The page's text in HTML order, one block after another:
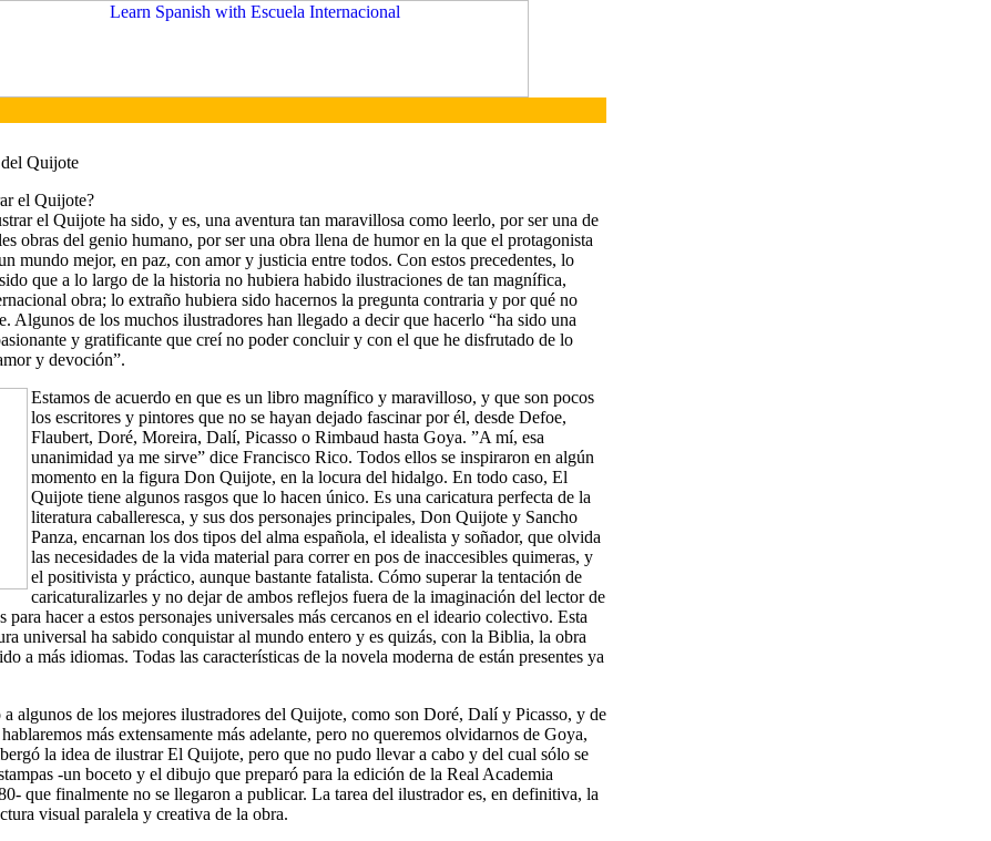
Quijote
el Quijote?
el Quijote ha sido, y es, una aventura tan maravillosa como leerlo, por ser una de
obras del genio humano, por ser una obra llena de humor en la que el protagonista
mundo mejor, en paz, con amor y justicia entre todos. Con estos precedentes, lo
que a lo largo de la historia no hubiera habido ilustraciones de tan magnífica,
obra; lo extraño hubiera sido hacernos la pregunta contraria y por qué no
Algunos de los muchos ilustradores han llegado a decir que hacerlo “ha sido una
y gratificante que creí no poder concluir y con el que he disfrutado de lo
y devoción”.
Estamos de acuerdo en que es un libro magnífico y maravilloso, y que son pocos
los escritores y pintores que no se hayan dejado fascinar por él, desde Defoe,
Flaubert, Doré, Moreira, Dalí, Picasso o Rimbaud hasta Goya. ”A mí, esa
unanimidad ya me sirve” dice Francisco Rico. Todos ellos se inspiraron en algún
momento en la figura Don Quijote, en la locura del hidalgo. En todo caso, El
Quijote tiene algunos rasgos que lo hacen único. Es una caricatura perfecta de la
literatura caballeresca, y sus dos personajes principales, Don Quijote y Sancho
Panza, encarnan los dos tipos del alma española, el idealista y soñador, que olvida
las necesidades de la vida material para correr en pos de inaccesibles quimeras, y
el positivista y práctico, aunque bastante fatalista. Cómo superar la tentación de
caricaturalizarles y no dejar de ambos reflejos fuera de la imaginación del lector de
para hacer a estos personajes universales más cercanos en el ideario colectivo. Esta
universal ha sabido conquistar al mundo entero y es quizás, con la Biblia, la obra
a más idiomas. Todas las características de la novela moderna de están presentes ya
a algunos de los mejores ilustradores del Quijote, como son Doré, Dalí y Picasso, y de
más extensamente más adelante, pero no queremos olvidarnos de Goya,
la idea de ilustrar El Quijote, pero que no pudo llevar a cabo y del cual sólo se
-un boceto y el dibujo que preparó para la edición de la Real Academia
que finalmente no se llegaron a publicar. La tarea del ilustrador es, en definitiva, la
visual paralela y creativa de la obra.